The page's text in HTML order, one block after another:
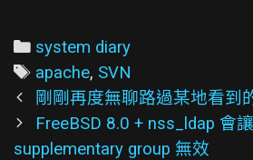
Categories
system diary
Tags
apache, SVN
Post
navigation
剛剛再度無聊路過某地看到
FreeBSD 8.0 + nss_ldap 會
supplementary group 無效